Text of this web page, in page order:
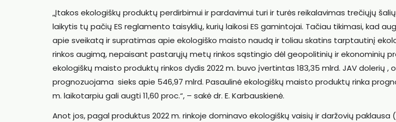
„Įtakos ekologiškų produktų perdirbimui ir pardavimui turi ir turės reikalavimas trečiųjų
laikytis tų pačių ES reglamento taisyklių, kurių laikosi ES gamintojai. Tačiau tikimasi, kad
apie sveikatą ir supratimas apie ekologiško maisto naudą ir toliau skatins tarptautinį
rinkos augimą, nepaisant pastarųjų metų rinkos sąstingio dėl geopolitinių ir ekonominių
ekologiškų maisto produktų rinkos dydis 2022 m. buvo įvertintas 183,35 mlrd. JAV dolerių ,
prognozuojama sieks apie 546,97 mlrd. Pasaulinė ekologiškų maisto produktų rinka
m. laikotarpiu gali augti 11,60 proc.“, – sakė dr. E. Karbauskienė.
Anot jos, pagal produktus 2022 m. rinkoje dominavo ekologiškų vaisių ir daržovių paklausa